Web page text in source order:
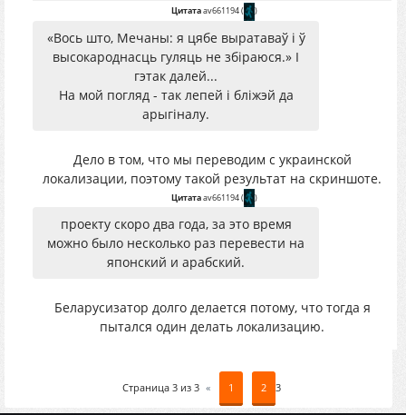
Цитатаav661194( )
«Вось што, Мечаны: я цябе выратаваў і ў
высокароднасць гуляць не збіраюся.» І
гэтак далей...
На мой погляд - так лепей і бліжэй да
арыгіналу.
Дело в том, что мы переводим с украинской
локализации, поэтому такой результат на скриншоте.
Цитатаav661194( )
проекту скоро два года, за это время
можно было несколько раз перевести на
японский и арабский.
Беларусизатор долго делается потому, что тогда я
пытался один делать локализацию.
Страница 3 из 3 « 1 2 3